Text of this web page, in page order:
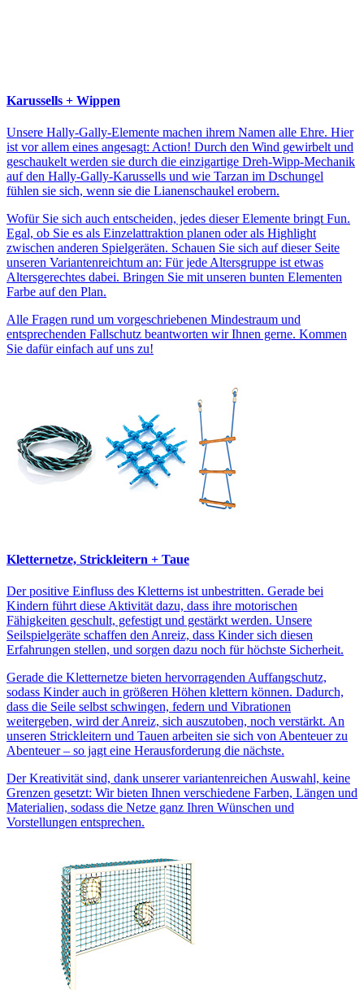
Karussells + Wippen
Unsere Hally-Gally-Elemente machen ihrem Namen alle Ehre. Hier
ist vor allem eines angesagt: Action! Durch den Wind gewirbelt und
geschaukelt werden sie durch die einzigartige Dreh-Wipp-Mechanik
auf den Hally-Gally-Karussells und wie Tarzan im Dschungel
fühlen sie sich, wenn sie die Lianenschaukel erobern.
Wofür Sie sich auch entscheiden, jedes dieser Elemente bringt Fun.
Egal, ob Sie es als Einzelattraktion planen oder als Highlight
zwischen anderen Spielgeräten. Schauen Sie sich auf dieser Seite
unseren Variantenreichtum an: Für jede Altersgruppe ist etwas
Altersgerechtes dabei. Bringen Sie mit unseren bunten Elementen
Farbe auf den Plan.
Alle Fragen rund um vorgeschriebenen Mindestraum und
entsprechenden Fallschutz beantworten wir Ihnen gerne. Kommen
Sie dafür einfach auf uns zu!
Kletternetze, Strickleitern + Taue
Der positive Einfluss des Kletterns ist unbestritten. Gerade bei
Kindern führt diese Aktivität dazu, dass ihre motorischen
Fähigkeiten geschult, gefestigt und gestärkt werden. Unsere
Seilspielgeräte schaffen den Anreiz, dass Kinder sich diesen
Erfahrungen stellen, und sorgen dazu noch für höchste Sicherheit.
Gerade die Kletternetze bieten hervorragenden Auffangschutz,
sodass Kinder auch in größeren Höhen klettern können. Dadurch,
dass die Seile selbst schwingen, federn und Vibrationen
weitergeben, wird der Anreiz, sich auszutoben, noch verstärkt. An
unseren Strickleitern und Tauen arbeiten sie sich von Abenteuer zu
Abenteuer – so jagt eine Herausforderung die nächste.
Der Kreativität sind, dank unserer variantenreichen Auswahl, keine
Grenzen gesetzt: Wir bieten Ihnen verschiedene Farben, Längen und
Materialien, sodass die Netze ganz Ihren Wünschen und
Vorstellungen entsprechen.